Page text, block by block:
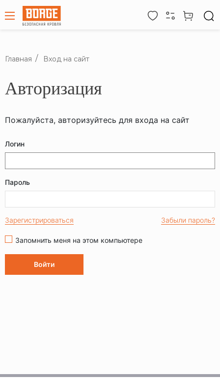
Главная Вход на сайт
Авторизация
Пожалуйста, авторизуйтесь для входа на сайт
Логин
Пароль
Зарегистрироваться Забыли пароль?
Запомнить меня на этом компьютере